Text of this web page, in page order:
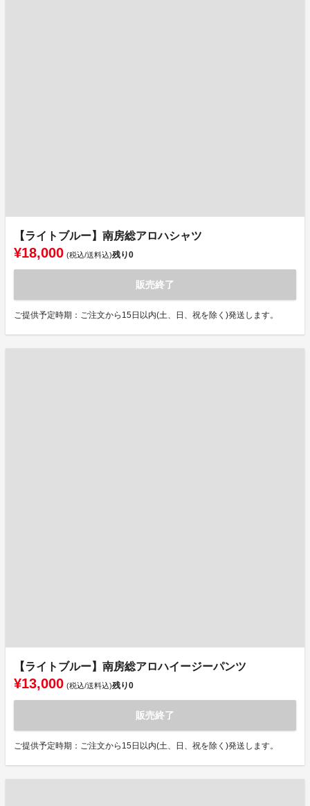
【ライトブルー】南房総アロハシャツ
¥18,000 (税込/送料込)残り0
販売終了
ご提供予定時期：ご注文から15日以内(土、日、祝を除く)発送します。
【ライトブルー】南房総アロハイージーパンツ
¥13,000 (税込/送料込)残り0
販売終了
ご提供予定時期：ご注文から15日以内(土、日、祝を除く)発送します。